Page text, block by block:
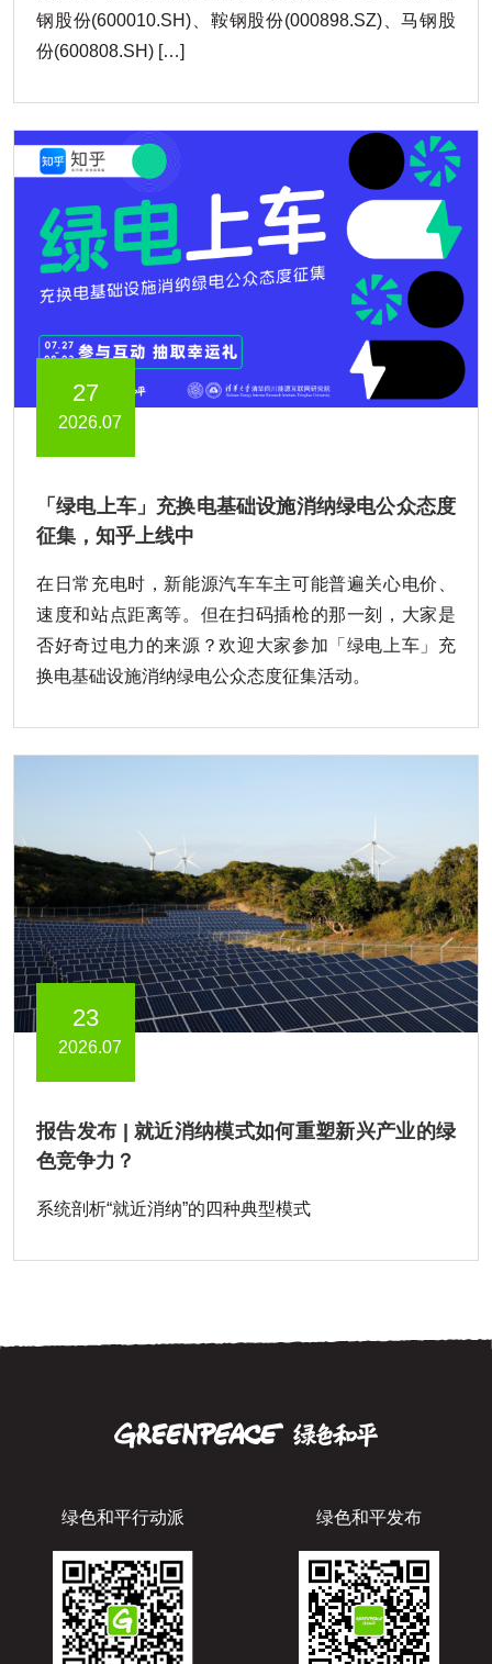
钢股份(600010.SH)、鞍钢股份(000898.SZ)、马钢股
份(600808.SH) […]
27
2026.07
「绿电上车」充换电基础设施消纳绿电公众态度
征集，知乎上线中
在日常充电时，新能源汽车车主可能普遍关心电价、
速度和站点距离等。但在扫码插枪的那一刻，大家是
否好奇过电力的来源？欢迎大家参加「绿电上车」充
换电基础设施消纳绿电公众态度征集活动。
23
2026.07
报告发布 | 就近消纳模式如何重塑新兴产业的绿
色竞争力？
系统剖析“就近消纳”的四种典型模式
绿色和平行动派 绿色和平发布